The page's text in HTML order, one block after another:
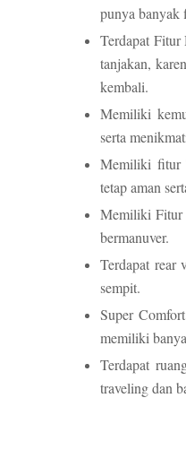
punya banyak
Terdapat Fitur
tanjakan,
kembali.
Memiliki
serta
Memiliki fitur
tetap aman
Memiliki Fitur
bermanuver.
Terdapat rear
sempit.
Super
memiliki
Terdapat
traveling dan